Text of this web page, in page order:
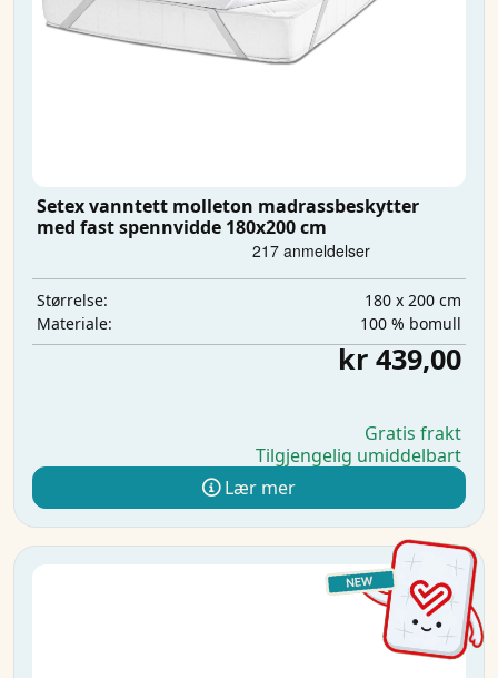
Setex vanntett molleton madrassbeskytter
med fast spennvidde 180x200 cm
Størrelse:
180 x 200 cm
Materiale:
100 % bomull
kr 439,00
Gratis frakt
Tilgjengelig umiddelbart
Lær mer